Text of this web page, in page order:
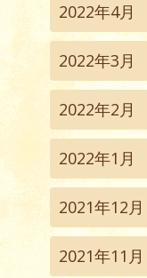
2022年4月
2022年3月
2022年2月
2022年1月
2021年12月
2021年11月